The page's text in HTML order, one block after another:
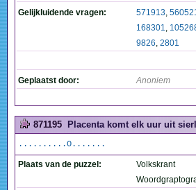
Gelijkluidende vragen:
571913,
168301,
9826, 2801
Geplaatst door: Anoniem
871195 Placenta komt elk uur uit
..........O.......
Plaats van de puzzel:
Volkskrant